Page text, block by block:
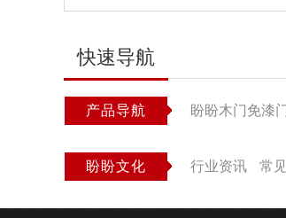
快速导航
产品导航 盼盼木门免漆
盼盼文化 行业资讯 常